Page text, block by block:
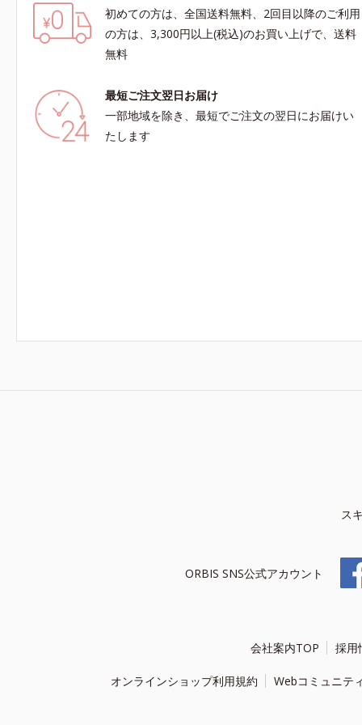
初めての方は、全国送料無料、2回目以降のご利用
の方は、3,300円以上(税込)のお買い上げで、送料
無料
最短ご注文翌日お届け
一部地域を除き、最短でご注文の翌日にお届けい
たします
ス
ORBIS SNS公式アカウント
会社案内TOP 採用
オンラインショップ利用規約 Webコミュニテ